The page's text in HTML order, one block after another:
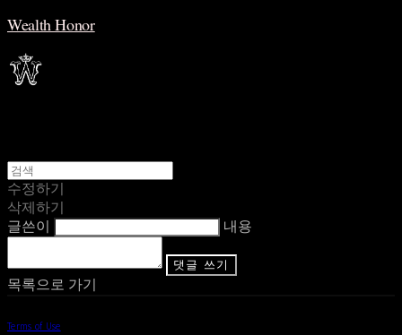
Wealth Honor
수정하기
삭제하기
글쓴이
내용
댓글 쓰기
목록으로 가기
Terms of Use